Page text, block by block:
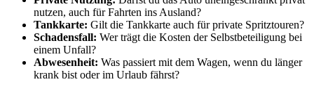
nutzen, auch für Fahrten ins Ausland?
Tankkarte: Gilt die Tankkarte auch für private Spritztouren?
Schadensfall: Wer trägt die Kosten der Selbstbeteiligung bei
einem Unfall?
Abwesenheit: Was passiert mit dem Wagen, wenn du länger
krank bist oder im Urlaub fährst?